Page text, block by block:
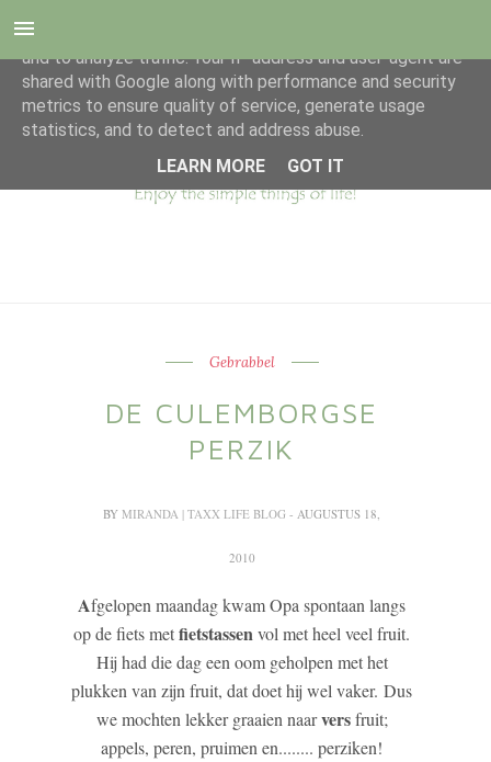
Gebrabbel
DE CULEMBORGSE
PERZIK
BYMIRANDA | TAXX LIFE BLOG- AUGUSTUS 18,
2010
Afgelopen maandag kwam Opa spontaan langs
op de fiets metfietstassenvol met heel veel fruit.
Hij had die dag een oom geholpen met het
plukken van zijn fruit, dat doet hij wel vaker. Dus
we mochten lekker graaien naarversfruit;
appels, peren, pruimen en........ perziken!
This site uses cookies from Google to deliver its services
and to analyze traffic. Your IP address and user-agent are
shared with Google along with performance and security
metrics to ensure quality of service, generate usage
statistics, and to detect and address abuse.
LEARN MORE
GOT IT